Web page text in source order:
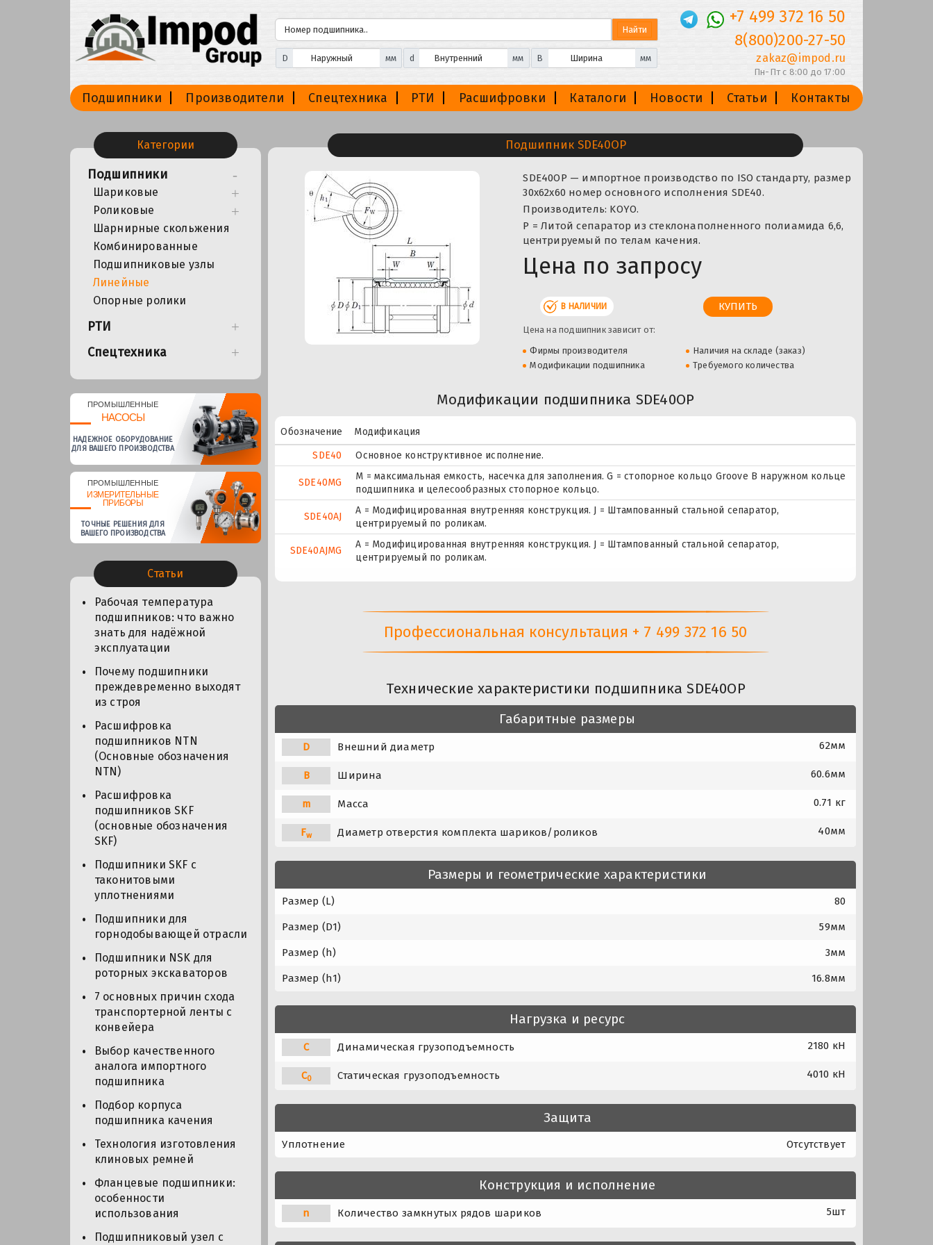
D мм d мм B мм
+7 499 372 16 50
8(800)200-27-50
zakaz@impod.ru
Пн-Пт с 8:00 до 17:00
Подшипники Производители Спецтехника РТИ Расшифровки Каталоги Новости Статьи Контакты
Категории
Подшипники
Шариковые
Роликовые
Шарнирные скольжения
Комбинированные
Подшипниковые узлы
Линейные
Опорные ролики
РТИ
Спецтехника
ПРОМЫШЛЕННЫЕ
НАСОСЫ
НАДЕЖНОЕ ОБОРУДОВАНИЕ
ДЛЯ ВАШЕГО ПРОИЗВОДСТВА
ПРОМЫШЛЕННЫЕ
ИЗМЕРИТЕЛЬНЫЕ
ПРИБОРЫ
ТОЧНЫЕ РЕШЕНИЯ ДЛЯ
ВАШЕГО ПРОИЗВОДСТВА
Статьи
Рабочая температура
подшипников: что важно
знать для надёжной
эксплуатации
Почему подшипники
преждевременно выходят
из строя
Расшифровка
подшипников NTN
(Основные обозначения
NTN)
Расшифровка
подшипников SKF
(основные обозначения
SKF)
Подшипники SKF с
таконитовыми
уплотнениями
Подшипники для
горнодобывающей отрасли
Подшипники NSK для
роторных экскаваторов
7 основных причин схода
транспортерной ленты с
конвейера
Выбор качественного
аналога импортного
подшипника
Подбор корпуса
подшипника качения
Технология изготовления
клиновых ремней
Фланцевые подшипники:
особенности
использования
Подшипниковый узел с
Подшипник SDE40OP
SDE40OP — импортное производство по ISO стандарту, размер
30x62x60 номер основного исполнения SDE40.
Производитель: KOYO.
P = Литой сепаратор из стеклонаполненного полиамида 6,6,
центрируемый по телам качения.
Цена по запросу
В НАЛИЧИИ
Цена на подшипник зависит от:
Фирмы производителя
Наличия на складе (заказ)
Модификации подшипника
Требуемого количества
Модификации подшипника SDE40OP
Обозначение
Модификация
SDE40
Основное конструктивное исполнение.
SDE40MG
M = максимальная емкость, насечка для заполнения. G = стопорное кольцо Groove В наружном кольце
подшипника и целесообразных стопорное кольцо.
SDE40AJ
A = Модифицированная внутренняя конструкция. J = Штампованный стальной сепаратор,
центрируемый по роликам.
SDE40AJMG
A = Модифицированная внутренняя конструкция. J = Штампованный стальной сепаратор,
центрируемый по роликам.
Профессиональная консультация + 7 499 372 16 50
Технические характеристики подшипника SDE40OP
Габаритные размеры
D Внешний диаметр 62мм
B Ширина 60.6мм
m Масса 0.71 кг
Fw Диаметр отверстия комплекта шариков/роликов 40мм
Размеры и геометрические характеристики
Размер (L) 80
Размер (D1) 59мм
Размер (h) 3мм
Размер (h1) 16.8мм
Нагрузка и ресурс
C Динамическая грузоподъемность 2180 кН
C0 Статическая грузоподъемность 4010 кН
Защита
Уплотнение Отсутствует
Конструкция и исполнение
n Количество замкнутых рядов шариков 5шт